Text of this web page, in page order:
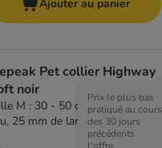
Ajouter au panier
Pet collier Highway
noir
M : 30 - 50 cm de tour de
25 mm de large
Prix le plus bas
pratiqué au cours
des 30 jours
précédents